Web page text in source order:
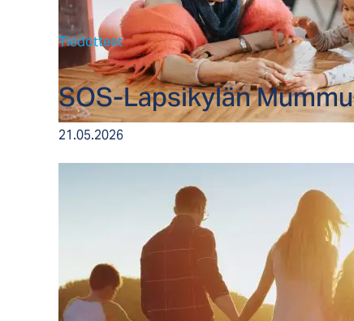
21.05.2026
Tiedotteet
SOS-Lap­si­ky­län